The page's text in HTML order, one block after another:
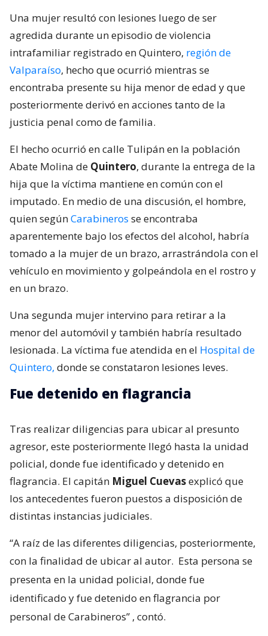
Una mujer resultó con lesiones luego de ser
agredida durante un episodio de violencia
intrafamiliar registrado en Quintero, región de
Valparaíso, hecho que ocurrió mientras se
encontraba presente su hija menor de edad y que
posteriormente derivó en acciones tanto de la
justicia penal como de familia.
El hecho ocurrió en calle Tulipán en la población
Abate Molina de Quintero, durante la entrega de la
hija que la víctima mantiene en común con el
imputado. En medio de una discusión, el hombre,
quien segúnCarabineros se encontraba
aparentemente bajo los efectos del alcohol, habría
tomado a la mujer de un brazo, arrastrándola con el
vehículo en movimiento y golpeándola en el rostro y
en un brazo.
Una segunda mujer intervino para retirar a la
menor del automóvil y también habría resultado
lesionada. La víctima fue atendida en el Hospital de
Quintero, donde se constataron lesiones leves.
Fue detenido en flagrancia
Tras realizar diligencias para ubicar al presunto
agresor, este posteriormente llegó hasta la unidad
policial, donde fue identificado y detenido en
flagrancia. El capitán Miguel Cuevasexplicó que
los antecedentes fueron puestos a disposición de
distintas instancias judiciales.
“A raíz de las diferentes diligencias, posteriormente,
con la finalidad de ubicar al autor. Esta persona se
presenta en la unidad policial, donde fue
identificado y fue detenido en flagrancia por
personal de Carabineros” , contó.